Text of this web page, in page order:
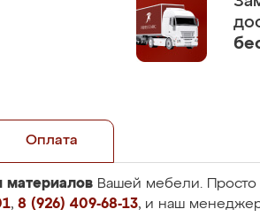
Оплата
материалов Вашей мебели.
, 8 (926) 409-68-13, и наш менеджер